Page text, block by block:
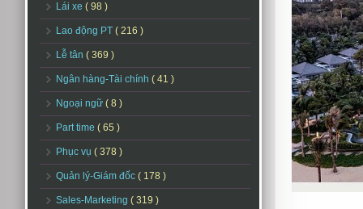
Lái xe ( 98 )
Lao động PT ( 216 )
Lễ tân ( 369 )
Ngân hàng-Tài chính ( 41 )
Ngoại ngữ ( 8 )
Part time ( 65 )
Phục vụ ( 378 )
Quản lý-Giám đốc ( 178 )
Sales-Marketing ( 319 )